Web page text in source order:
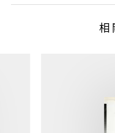
相